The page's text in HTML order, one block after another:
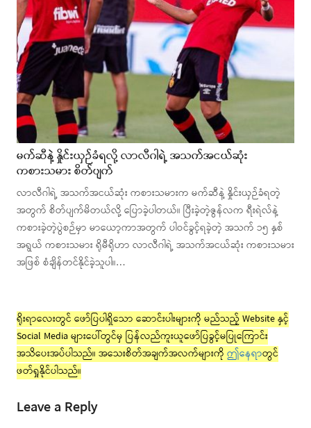
မက်ဆီနဲ့ နှိုင်းယှဉ်ခံရလို့ လာလီဂါရဲ့ အသက်အငယ်ဆုံး
ကစားသမား စိတ်ပျက်
လာလီဂါရဲ့ အသက်အငယ်ဆုံး ကစားသမားက မက်ဆီနဲ့ နှိုင်းယှဉ်ခံရတဲ့
အတွက် စိတ်ပျက်မိတယ်လို့ ပြောခဲ့ပါတယ်။ ပြီးခဲ့တဲ့ဇွန်လက ရီးရဲလ်နဲ့
ကစားခဲ့တဲ့ပွဲစဉ်မှာ မာယော့ကာအတွက် ပါဝင်ခွင့်ရခဲ့တဲ့ အသက် ၁၅ နှစ်
အရွယ် ကစားသမား ရိုမီရိုဟာ လာလီဂါရဲ့ အသက်အငယ်ဆုံး ကစားသမား
အဖြစ် စံချိန်တင်နိုင်ခဲ့သူပါ။…
ရိုးရာလေးတွင် ဖော်ပြပါရှိသော ဆောင်းပါးများကို မည်သည့် Website နှင့်
Social Media များပေါ်တွင်မှ ပြန်လည်ကူးယူဖော်ပြခွင့်မပြုကြောင်း
အသိပေးအပ်ပါသည်။ အသေးစိတ်အချက်အလက်များကို ဤနေရာတွင်
ဖတ်ရှုနိုင်ပါသည်။
Leave a Reply